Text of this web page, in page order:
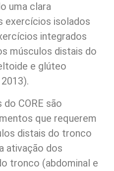
uma clara
exercícios isolados
integrados
músculos distais do
e glúteo
CORE são
que requerem
distais do tronco
ativação dos
tronco (abdominal e